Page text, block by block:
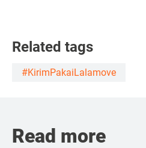
Related tags
#KirimPakaiLalamove
Read more